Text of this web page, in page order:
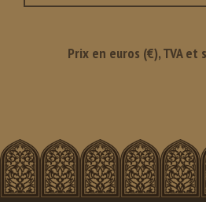
Prix en euros (€), TVA et